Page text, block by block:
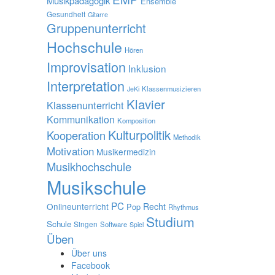
Gesundheit Gitarre
Gruppenunterricht
Hochschule Hören
Improvisation Inklusion
Interpretation JeKi Klassenmusizieren
Klassenunterricht Klavier
Kommunikation Komposition
Kooperation Kulturpolitik Methodik
Motivation Musikermedizin
Musikhochschule
Musikschule
Onlineunterricht PC Pop Recht Rhythmus
Schule Singen Software Spiel Studium
Üben
Über uns
Facebook